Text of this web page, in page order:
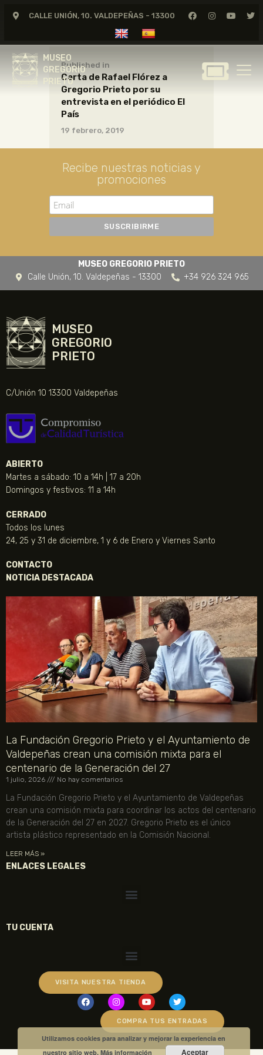
CALLE UNIÓN, 10. VALDEPEÑAS - 13300
MUSEO
GREGORIO
PRIETO
MUSEO
GREGORIO
GREGORIO PRIETO
MUSEO
ARCHIVO
CERTAMEN DE DIBUJO
FUNDACIÓN
NOTICIAS
Published in
Carta de Rafael Flórez a
Gregorio Prieto por su
entrevista en el periódico El
País
19 febrero, 2019
Recibe nuestras noticias y
promociones
MUSEO GREGORIO PRIETO
Calle Unión, 10. Valdepeñas - 13300
+34 926 324 965
MUSEO
GREGORIO
PRIETO
C/Unión 10 13300 Valdepeñas
ABIERTO
Martes a sábado: 10 a 14h | 17 a 20h
Domingos y festivos: 11 a 14h
CERRADO
Todos los lunes
24, 25 y 31 de diciembre, 1 y 6 de Enero y Viernes Santo
CONTACTO
NOTICIA DESTACADA
La Fundación Gregorio Prieto y el Ayuntamiento de
Valdepeñas crean una comisión mixta para el
centenario de la Generación del 27
1 julio, 2026 No hay comentarios
La Fundación Gregorio Prieto y el Ayuntamiento de Valdepeñas
crean una comisión mixta para coordinar los actos del centenario
de la Generación del 27 en 2027. Gregorio Prieto es el único
artista plástico representado en la Comisión Nacional.
LEER MÁS »
ENLACES LEGALES
TU CUENTA
VISITA NUESTRA TIENDA
COMPRA TUS ENTRADAS
Utilizamos cookies para analizar y mejorar la experiencia en
nuestro sitio web.Más información Aceptar